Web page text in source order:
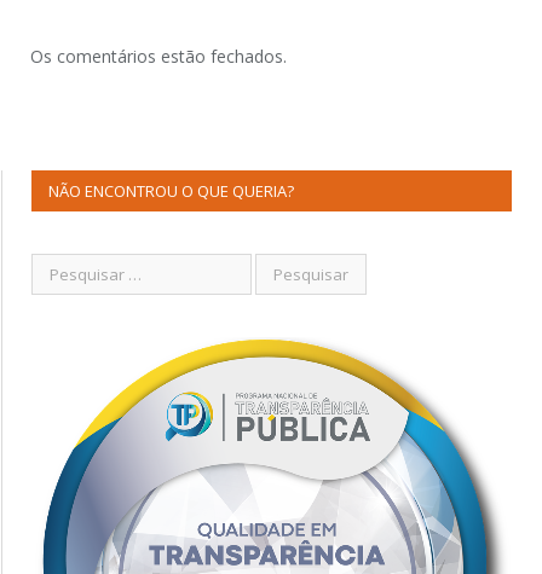
Os comentários estão fechados.
NÃO ENCONTROU O QUE QUERIA?